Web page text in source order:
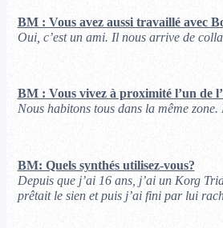
BM : Vous avez aussi travaillé avec
Oui, c’est un ami. Il nous arrive de
BM : Vous vivez à proximité l’un de
Nous habitons tous dans la même
BM: Quels synthés utilisez-vous?
Depuis que j’ai 16 ans, j’ai un Korg
prêtait le sien et puis j’ai fini par lui